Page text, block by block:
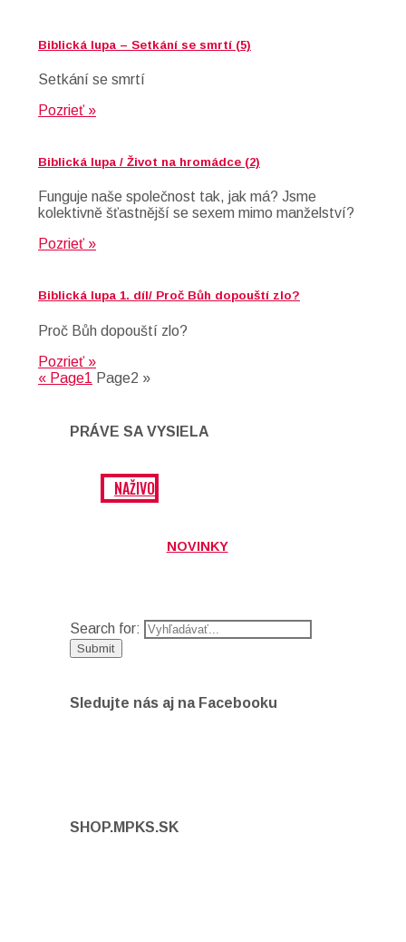
Biblická lupa – Setkání se smrtí (5)
Setkání se smrtí
Pozrieť »
Biblická lupa / Život na hromádce (2)
Funguje naše společnost tak, jak má? Jsme
kolektivně šťastnější se sexem mimo manželství?
Pozrieť »
Biblická lupa 1. díl/ Proč Bůh dopouští zlo?
Proč Bůh dopouští zlo?
Pozrieť »
« Page1 Page2 »
PRÁVE SA VYSIELA
NAŽIVO
NOVINKY
Search for:
Sledujte nás aj na Facebooku
SHOP.MPKS.SK